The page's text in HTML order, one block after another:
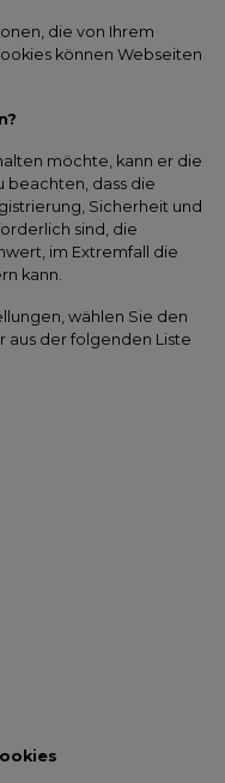
die von Ihrem
können Webseiten
möchte, kann er die
beachten, dass die
Sicherheit und
sind, die
im Extremfall die
kann.
wählen Sie den
aus der folgenden Liste